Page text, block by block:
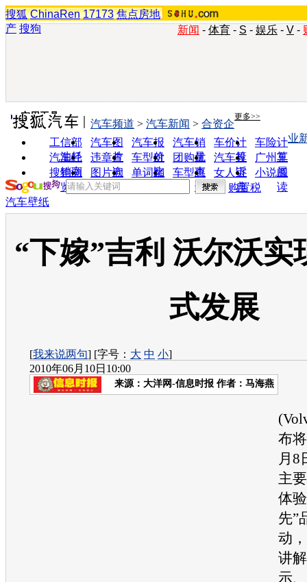
搜狐 ChinaRen 17173 焦点房地
产 搜狗 新闻 - 体育 - S - 娱乐 - V -
实用工具 更多>>
工信部
油耗
汽车图
片
汽车报
价
汽车销
量
车价计
算
车险计
算
汽车经
销商
违章查
询
车型对
比
团购优
惠
汽车投
诉
广州车
展
搜狗浏
览器
图片欣
赏
单词翻
车型查
询
女人宝
典
小说阅
读
汽车频道 > 汽车新闻 > 合资企
业
购置税
汽车壁纸
“下嫁”吉利 沃尔沃实
式发展
[我来说两句] [字号： 大 中 小]
2010年06月10日10:00
来源： 大洋网-信息时报 作者：马海燕
布
月8
主
体
先”
动
讲
示